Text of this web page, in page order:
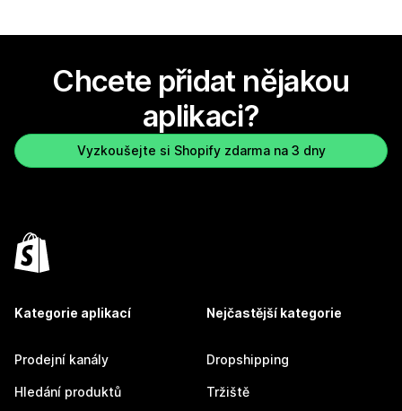
Chcete přidat nějakou
aplikaci?
Vyzkoušejte si Shopify zdarma na 3 dny
Kategorie aplikací
Prodejní kanály
Hledání produktů
Nejčastější kategorie
Dropshipping
Tržiště